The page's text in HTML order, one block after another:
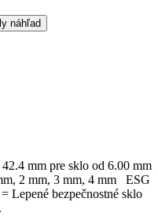
náhľad
mm pre sklo od 6.00 mm
2 mm, 3 mm, 4 mm ESG
Lepené bezpečnostné sklo